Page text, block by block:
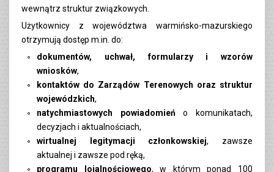
wewnątrz struktur związkowych.
Użytkownicy z województwa warmińsko-mazurskiego
otrzymują dostęp m.in. do:
dokumentów, uchwał, formularzy i wzorów
wniosków,
kontaktów do Zarządów Terenowych oraz struktur
wojewódzkich,
natychmiastowych powiadomieńo komunikatach,
decyzjach i aktualnościach,
wirtualnej legitymacji członkowskiej, zawsze
aktualnej i zawsze pod ręką,
programu lojalnościowego, w którym ponad 100